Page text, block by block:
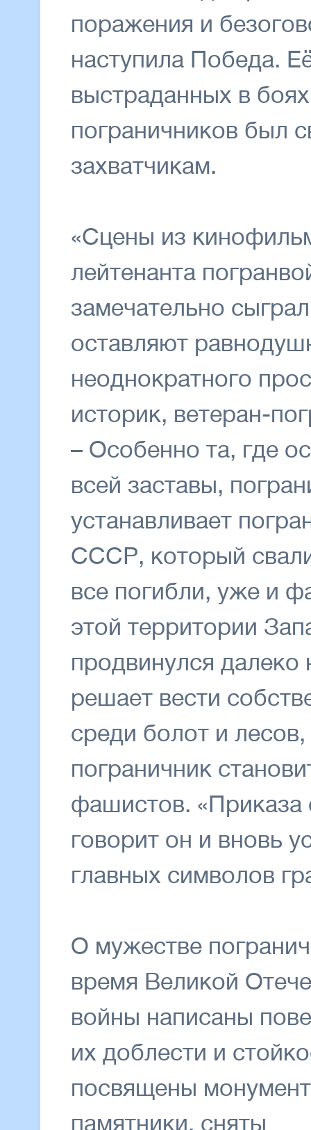
поражения и
наступила Победа.
выстраданных в
пограничников был
захватчикам.
«Сцены из
лейтенанта
замечательно
оставляют
неоднократного
историк, ветеран-
– Особенно та, где
всей заставы,
устанавливает
СССР, который
все погибли, уже и
этой территории
продвинулся далеко
решает вести
среди болот и
пограничник
фашистов. «Приказа
говорит он и вновь
главных символов
О мужестве
время Великой
войны написаны
их доблести и
посвящены
памятники, сняты